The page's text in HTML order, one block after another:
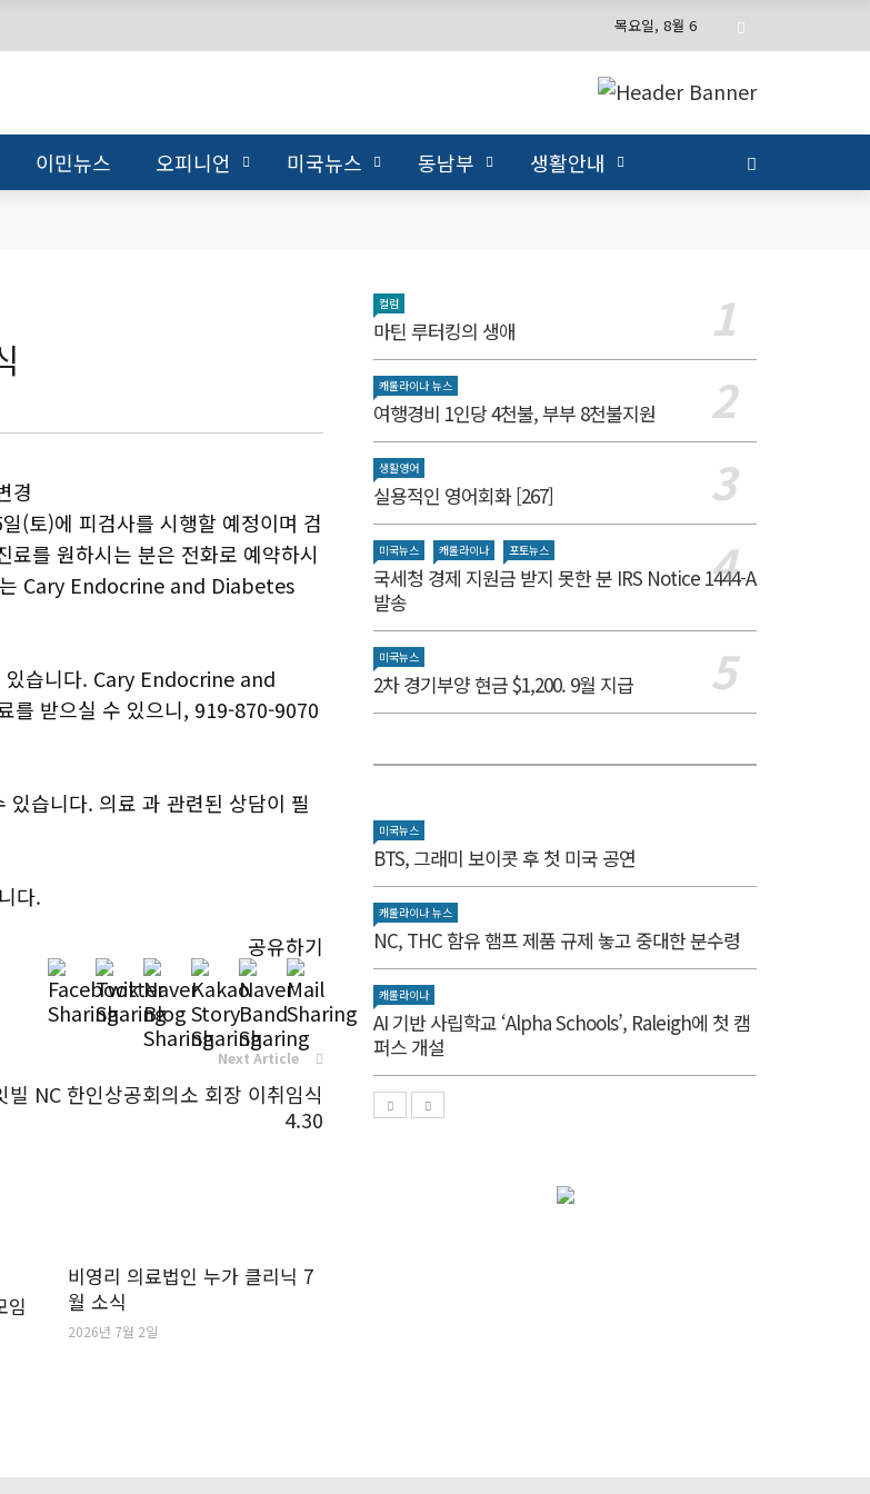
목요일, 8월 6
이민뉴스 오피니언 미국뉴스 동남부 생활안내
경
(토)에 피검사를 시행할 예정이며 검
를 원하시는 분은 전화로 예약하시
Cary Endocrine and Diabetes
있습니다. Cary Endocrine and
를 받으실 수 있으니, 919-870-9070
습니다. 의료 과 관련된 상담이 필
다.
공유하기
Next Article
빌 NC 한인상공회의소 회장 이취임식
4.30
임
비영리 의료법인 누가 클리닉 7
월 소식
2026년 7월 2일
컬럼
마틴 루터킹의 생애
캐롤라이나 뉴스
여행경비 1인당 4천불, 부부 8천불지원
생활영어
실용적인 영어회화 [267]
미국뉴스 캐롤라이나 포토뉴스
국세청 경제 지원금 받지 못한 분 IRS Notice 1444-A
발송
미국뉴스
2차 경기부양 현금 $1,200. 9월 지급
미국뉴스
BTS, 그래미 보이콧 후 첫 미국 공연
캐롤라이나 뉴스
NC, THC 함유 햄프 제품 규제 놓고 중대한 분수령
캐롤라이나
AI 기반 사립학교 ‘Alpha Schools’, Raleigh에 첫 캠
퍼스 개설